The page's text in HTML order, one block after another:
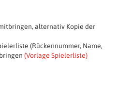
alternativ Kopie der
(Rückennummer, Name,
(Vorlage Spielerliste)